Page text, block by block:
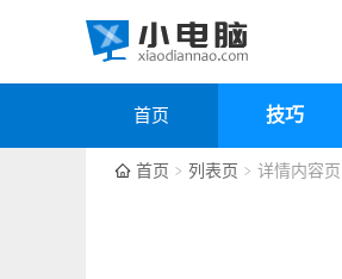
首页 技巧
首页 列表页 详情内容页